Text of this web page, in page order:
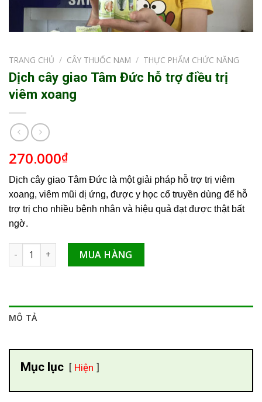
TRANG CHỦ / CÂY THUỐC NAM / THỰC PHẨM CHỨC NĂNG
Dịch cây giao Tâm Đức hỗ trợ điều trị
viêm xoang
270.000₫
Dịch cây giao Tâm Đức là một giải pháp hỗ trợ trị viêm
xoang, viêm mũi dị ứng, được y học cổ truyền dùng để hỗ
trợ trị cho nhiều bệnh nhân và hiệu quả đạt được thật bất
ngờ.
Dịch cây giao Tâm Đức hỗ trợ điều trị viêm xoang số lượng
MUA HÀNG
MÔ TẢ
Mục lục Hiện